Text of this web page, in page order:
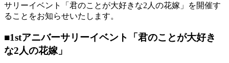
サリーイベント「君のことが大好きな2人の花嫁」を開催す
ることをお知らせいたします。
■1stアニバーサリーイベント「君のことが大好き
な2人の花嫁」